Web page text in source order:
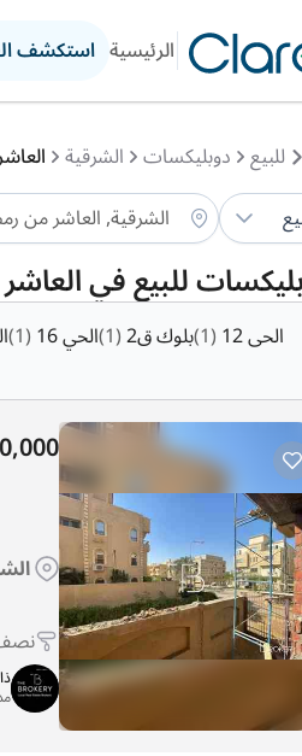
الرئيسية استكشف
للبيع دوبليكسات الشرقية
للبيع في
الحى 12 (1) بلوك ق2 (1) الحي 16 (1)